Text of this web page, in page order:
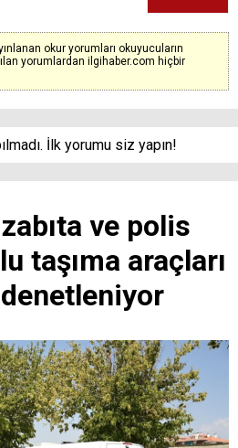
okur yorumları okuyucuların
yorumlardan ilgihaber.com hiçbir
İlk yorumu siz yapın!
ve polis
taşıma araçları